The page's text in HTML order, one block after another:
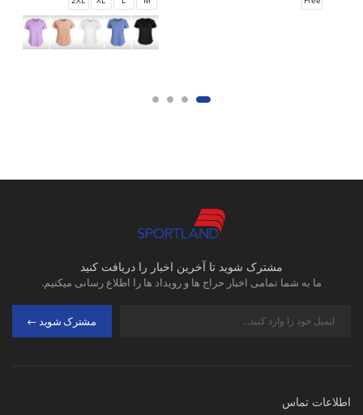
مشترک شوید تا آخرین اخبار را دریافت کنید
ما به شما تمامی اخبار حراج ها و رویداد ها را اطلاع رسانی میکنیم.
مشترک شوید
اطلاعات تماس